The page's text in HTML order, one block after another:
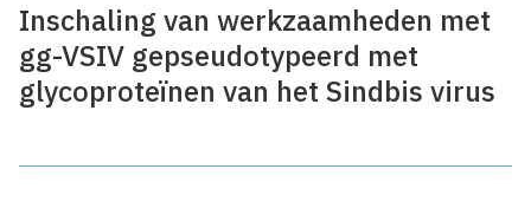
Inschaling van werkzaamheden met
gg-VSIV gepseudotypeerd met
glycoproteïnen van het Sindbis virus